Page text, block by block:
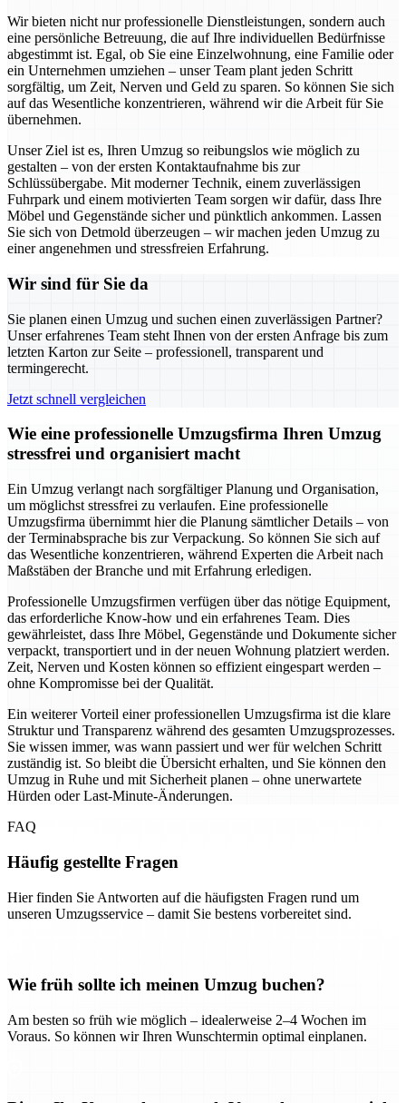
Wir bieten nicht nur professionelle Dienstleistungen, sondern auch
eine persönliche Betreuung, die auf Ihre individuellen Bedürfnisse
abgestimmt ist. Egal, ob Sie eine Einzelwohnung, eine Familie oder
ein Unternehmen umziehen – unser Team plant jeden Schritt
sorgfältig, um Zeit, Nerven und Geld zu sparen. So können Sie sich
auf das Wesentliche konzentrieren, während wir die Arbeit für Sie
übernehmen.
Unser Ziel ist es, Ihren Umzug so reibungslos wie möglich zu
gestalten – von der ersten Kontaktaufnahme bis zur
Schlüssübergabe. Mit moderner Technik, einem zuverlässigen
Fuhrpark und einem motivierten Team sorgen wir dafür, dass Ihre
Möbel und Gegenstände sicher und pünktlich ankommen. Lassen
Sie sich von Detmold überzeugen – wir machen jeden Umzug zu
einer angenehmen und stressfreien Erfahrung.
Wir sind für Sie da
Sie planen einen Umzug und suchen einen zuverlässigen Partner?
Unser erfahrenes Team steht Ihnen von der ersten Anfrage bis zum
letzten Karton zur Seite – professionell, transparent und
termingerecht.
Jetzt schnell vergleichen
Wie eine professionelle Umzugsfirma Ihren Umzug
stressfrei und organisiert macht
Ein Umzug verlangt nach sorgfältiger Planung und Organisation,
um möglichst stressfrei zu verlaufen. Eine professionelle
Umzugsfirma übernimmt hier die Planung sämtlicher Details – von
der Terminabsprache bis zur Verpackung. So können Sie sich auf
das Wesentliche konzentrieren, während Experten die Arbeit nach
Maßstäben der Branche und mit Erfahrung erledigen.
Professionelle Umzugsfirmen verfügen über das nötige Equipment,
das erforderliche Know-how und ein erfahrenes Team. Dies
gewährleistet, dass Ihre Möbel, Gegenstände und Dokumente sicher
verpackt, transportiert und in der neuen Wohnung platziert werden.
Zeit, Nerven und Kosten können so effizient eingespart werden –
ohne Kompromisse bei der Qualität.
Ein weiterer Vorteil einer professionellen Umzugsfirma ist die klare
Struktur und Transparenz während des gesamten Umzugsprozesses.
Sie wissen immer, was wann passiert und wer für welchen Schritt
zuständig ist. So bleibt die Übersicht erhalten, und Sie können den
Umzug in Ruhe und mit Sicherheit planen – ohne unerwartete
Hürden oder Last-Minute-Änderungen.
FAQ
Häufig gestellte Fragen
Hier finden Sie Antworten auf die häufigsten Fragen rund um
unseren Umzugsservice – damit Sie bestens vorbereitet sind.
Wie früh sollte ich meinen Umzug buchen?
Am besten so früh wie möglich – idealerweise 2–4 Wochen im
Voraus. So können wir Ihren Wunschtermin optimal einplanen.